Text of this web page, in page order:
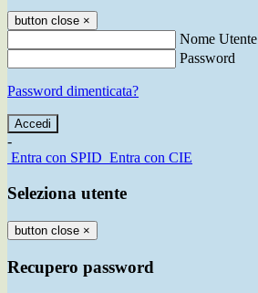
button close ×
Nome Utente
Password
Password dimenticata?
-
Entra con SPID Entra con CIE
Seleziona utente
button close ×
Recupero password